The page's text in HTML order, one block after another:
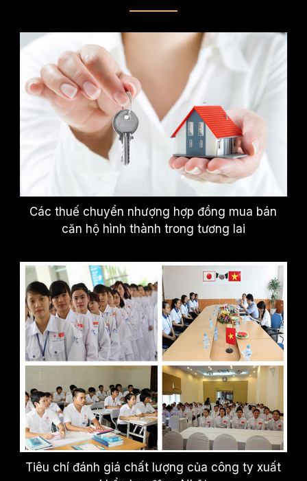
Các thuế chuyển nhượng hợp đồng mua bán
căn hộ hình thành trong tương lai
Tiêu chí đánh giá chất lượng của công ty xuất